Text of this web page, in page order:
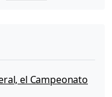
el Campeonato